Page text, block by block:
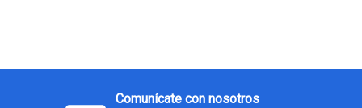
Comunícate con nosotros